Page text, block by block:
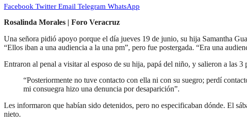
Facebook Twitter Email Telegram WhatsApp
Rosalinda Morales | Foro Veracruz
Una señora pidió apoyo porque el día jueves 19 de junio, su hija Samantha
“Ellos iban a una audiencia a la una pm”, pero fue postergada. “Era una
Entraron al penal a visitar al esposo de su hija, papá del niño, y salieron a las 3
“Posteriormente no tuve contacto con ella ni con su suegro; perdí
mi consuegra hizo una denuncia por desaparición”.
Les informaron que habían sido detenidos, pero no especificaban dónde. El
nieto.